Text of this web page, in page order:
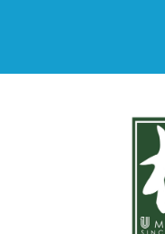
ナ
ゲ
シ
コ
テ
ツ